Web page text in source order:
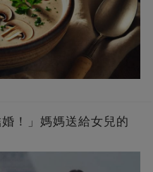
！」媽媽送給女兒的